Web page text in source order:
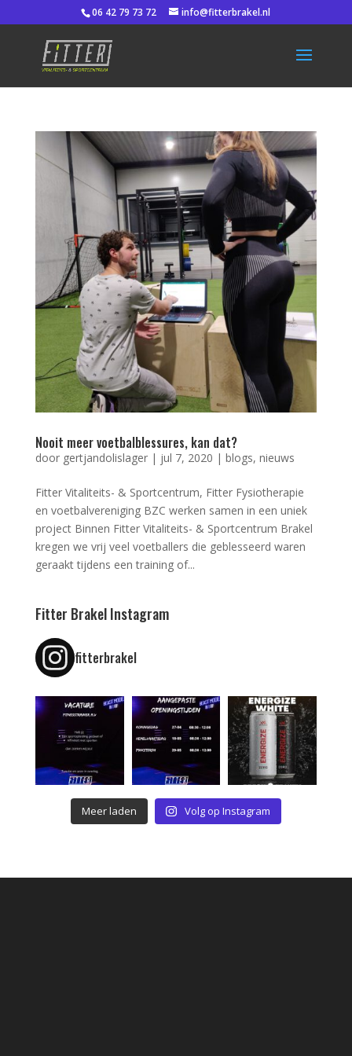
06 42 79 73 72 info@fitterbrakel.nl
Nooit meer voetbalblessures, kan dat?
door gertjandolislager| jul 7, 2020 | blogs, nieuws
Fitter Vitaliteits- & Sportcentrum, Fitter Fysiotherapie
en voetbalvereniging BZC werken samen in een uniek
project Binnen Fitter Vitaliteits- & Sportcentrum Brakel
kregen we vrij veel voetballers die geblesseerd waren
geraakt tijdens een training of...
Fitter Brakel Instagram
fitterbrakel
Meer laden Volg op Instagram